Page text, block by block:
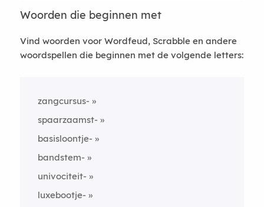
Woorden die beginnen met
Vind woorden voor Wordfeud, Scrabble en andere
woordspellen die beginnen met de volgende letters:
zangcursus-
spaarzaamst-
basisloontje-
bandstem-
univociteit-
luxebootje-